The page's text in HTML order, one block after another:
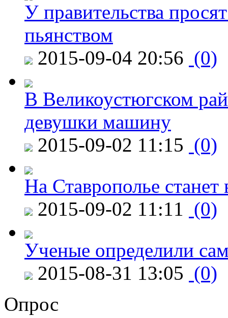
У правительства
пьянством
2015-09-04 20:56 (0)
В Великоустюгском
девушки машину
2015-09-02 11:15 (0)
На Ставрополье
2015-09-02 11:11 (0)
Ученые определили
2015-08-31 13:05 (0)
Опрос